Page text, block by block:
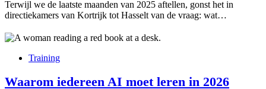
Terwijl we de laatste maanden van 2025 aftellen, gonst het in
directiekamers van Kortrijk tot Hasselt van de vraag: wat…
Training
Waarom iedereen AI moet leren in 2026